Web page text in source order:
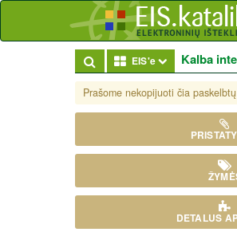
EIS'e ToggleKalba
Prašome nekopijuoti čia
DETALUS